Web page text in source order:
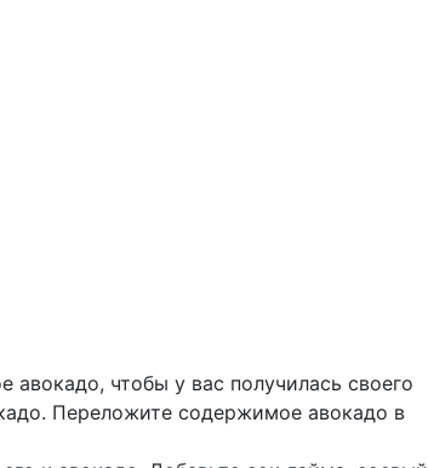
чтобы у вас получилась своего
Переложите содержимое авокадо в